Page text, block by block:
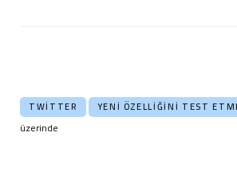
TWITTER YENI ÖZELLIĞINI TEST
üzerinde